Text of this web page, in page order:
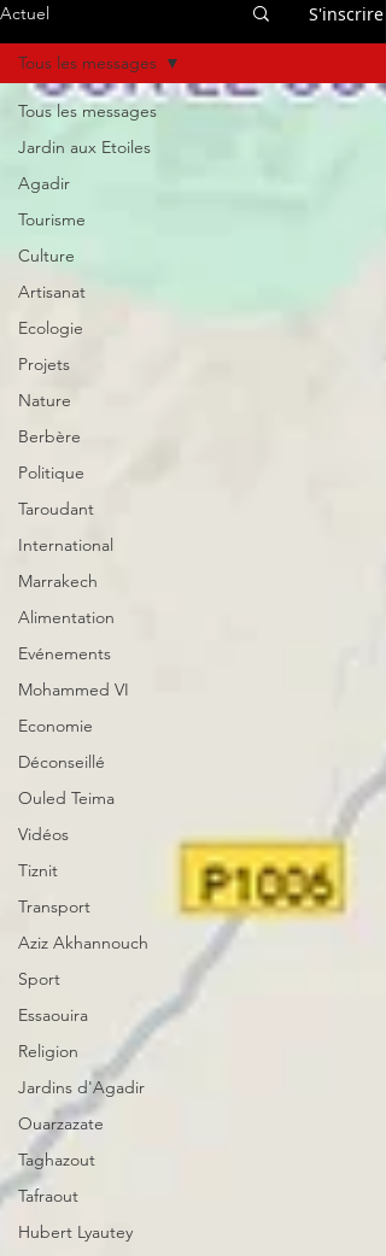
Actuel S'inscrire
Tous les messages
Jardin aux Etoiles
Agadir
Tourisme
Culture
Artisanat
Ecologie
Projets
Nature
Berbère
Politique
Taroudant
International
Marrakech
Alimentation
Evénements
Mohammed VI
Economie
Déconseillé
Ouled Teima
Vidéos
Tiznit
Transport
Aziz Akhannouch
Sport
Essaouira
Religion
Jardins d'Agadir
Ouarzazate
Taghazout
Tafraout
Hubert Lyautey
Tous les messages